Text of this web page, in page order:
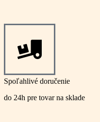
Spoľahlivé doručenie
do 24h pre tovar na sklade